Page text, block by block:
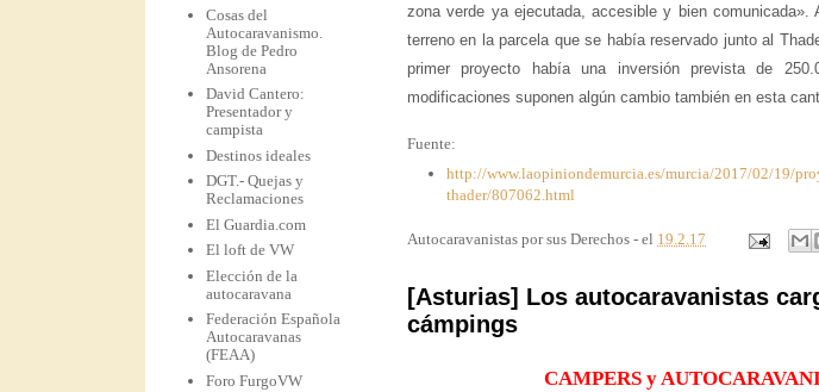
zona verde ya ejecutada, accesible y bien comunicada».
terreno en la parcela que se había reservado junto al
primer proyecto había una inversión prevista de
modificaciones suponen algún cambio también en esta
Fuente:
http://www.laopiniondemurcia.es/murcia/2017/02/19/
thader/807062.html
Autocaravanistas por sus Derechos - el 19.2.17
[Asturias] Los autocaravanistas
cámpings
CAMPERS y
Cosas del
Autocaravanismo.
Blog de Pedro
Ansorena
David Cantero:
Presentador y
campista
Destinos ideales
DGT.- Quejas y
Reclamaciones
El Guardia.com
El loft de VW
Elección de la
autocaravana
Federación Española
Autocaravanas
(FEAA)
Foro FurgoVW